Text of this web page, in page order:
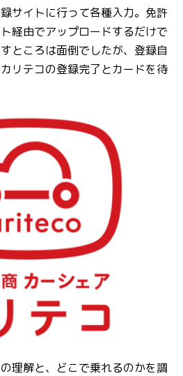
サイトに行って各種入力。免許
経由でアップロードするだけで
ところは面倒でしたが、登録自
リテコの登録完了とカードを待
理解と、どこで乗れるのかを調